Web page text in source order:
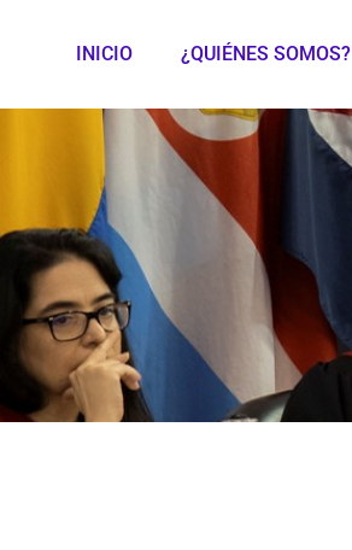
INICIO ¿QUIÉNES SOMOS?